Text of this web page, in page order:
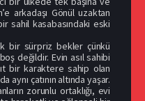
arkadaşı Gönül uzaktan
sahil kasabasındaki eski
bir sürpriz bekler çünkü
değildir. Evin asıl sahibi
bir karaktere sahip olan
aynı çatının altında yaşar.
zorunlu ortaklığı, evi